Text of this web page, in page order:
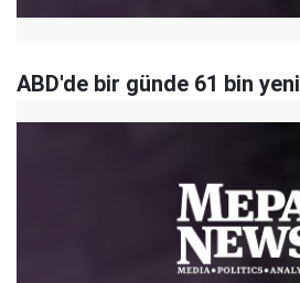
ABD'de bir günde 61 bin